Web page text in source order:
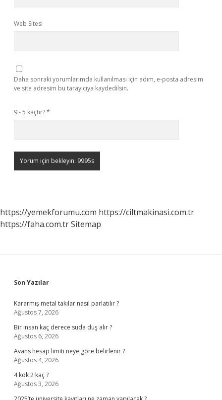
Web Sitesi
Daha sonraki yorumlarımda kullanılması için adım, e-posta adresim
ve site adresim bu tarayıcıya kaydedilsin.
9 - 5 kaçtır?*
https://yemekforumu.com https://ciltmakinasi.com.tr
https://faha.com.trSitemap
Sidebar
Son Yazılar
Kararmış metal takılar nasıl parlatılır ?
Ağustos 7, 2026
Bir insan kaç derece suda duş alır ?
Ağustos 6, 2026
Avans hesap limiti neye göre belirlenir ?
Ağustos 4, 2026
4 kök 2 kaç ?
Ağustos 3, 2026